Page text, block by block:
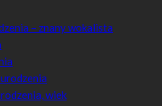
– znany wokalista
wiek